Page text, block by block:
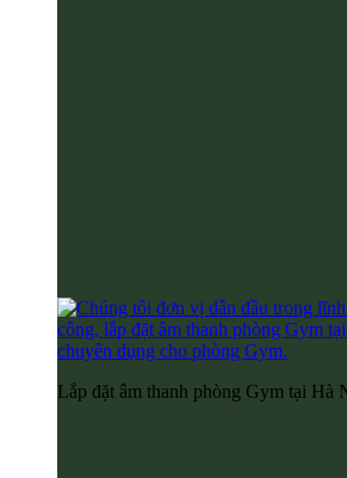
Lắp đặt âm thanh phòng Gym tại Hà